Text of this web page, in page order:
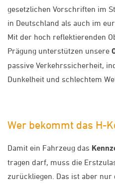
gesetzlichen Vorschriften im
in Deutschland als auch im
Mit der hoch reflektierenden
Prägung unterstützen unsere
passive Verkehrssicherheit,
Dunkelheit und schlechtem
Wer bekommt das H-
Damit ein Fahrzeug das
tragen darf, muss die
zurückliegen. Das ist aber nur